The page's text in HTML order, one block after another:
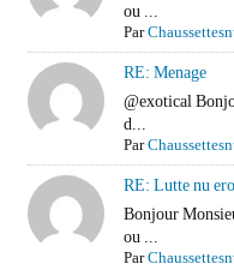
ou ...
Par
RE: Menage
@exotical
d...
Par
RE: Lutte nu
Bonjour
ou ...
Par